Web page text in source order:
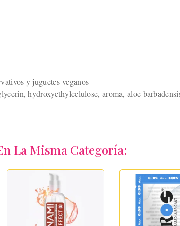
y juguetes veganos
hydroxyethylcelulose, aroma, aloe
La Misma Categoría: